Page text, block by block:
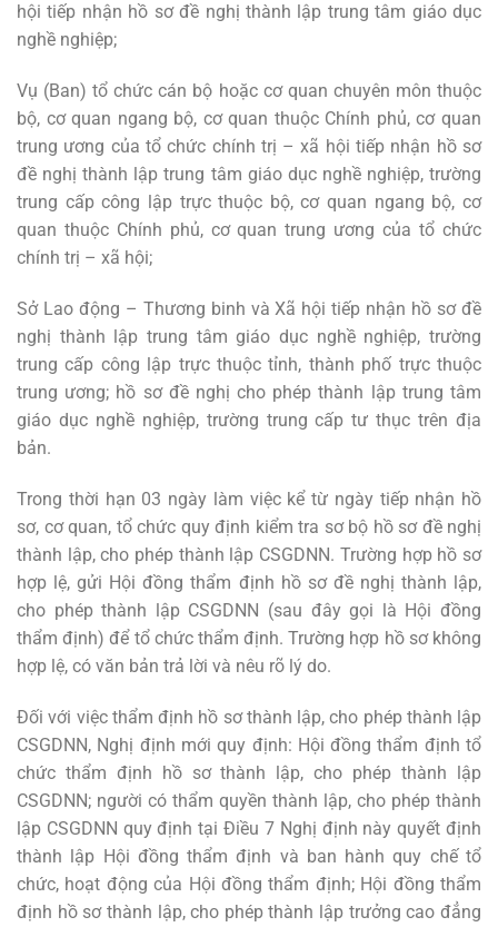
hội tiếp nhận hồ sơ đề nghị thành lập trung tâm giáo dục
nghề nghiệp;
Vụ (Ban) tổ chức cán bộ hoặc cơ quan chuyên môn thuộc
bộ, cơ quan ngang bộ, cơ quan thuộc Chính phủ, cơ quan
trung ương của tổ chức chính trị – xã hội tiếp nhận hồ sơ
đề nghị thành lập trung tâm giáo dục nghề nghiệp, trường
trung cấp công lập trực thuộc bộ, cơ quan ngang bộ, cơ
quan thuộc Chính phủ, cơ quan trung ương của tổ chức
chính trị – xã hội;
Sở Lao động – Thương binh và Xã hội tiếp nhận hồ sơ đề
nghị thành lập trung tâm giáo dục nghề nghiệp, trường
trung cấp công lập trực thuộc tỉnh, thành phố trực thuộc
trung ương; hồ sơ đề nghị cho phép thành lập trung tâm
giáo dục nghề nghiệp, trường trung cấp tư thục trên địa
bản.
Trong thời hạn 03 ngày làm việc kể từ ngày tiếp nhận hồ
sơ, cơ quan, tổ chức quy định kiểm tra sơ bộ hồ sơ đề nghị
thành lập, cho phép thành lập CSGDNN. Trường hợp hồ sơ
hợp lệ, gửi Hội đồng thẩm định hồ sơ đề nghị thành lập,
cho phép thành lập CSGDNN (sau đây gọi là Hội đồng
thẩm định) để tổ chức thẩm định. Trường hợp hồ sơ không
hợp lệ, có văn bản trả lời và nêu rõ lý do.
Đối với việc thẩm định hồ sơ thành lập, cho phép thành lập
CSGDNN, Nghị định mới quy định: Hội đồng thẩm định tổ
chức thẩm định hồ sơ thành lập, cho phép thành lập
CSGDNN; người có thẩm quyền thành lập, cho phép thành
lập CSGDNN quy định tại Điều 7 Nghị định này quyết định
thành lập Hội đồng thẩm định và ban hành quy chế tổ
chức, hoạt động của Hội đồng thẩm định; Hội đồng thẩm
định hồ sơ thành lập, cho phép thành lập trưởng cao đẳng